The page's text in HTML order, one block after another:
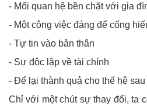
- Mối quan hệ bền chặt với gia
- Một công việc đáng để cống
- Tự tin vào bản thân
- Sự độc lập về tài chính
- Để lại thành quả cho thế hệ sau
Chỉ với một chút sự thay đổi, ta